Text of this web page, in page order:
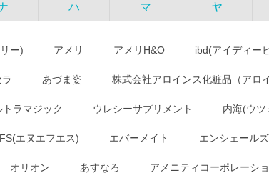
ハ マ ヤ
ー) アメリ アメリH&O ibd(アイディー
あづま姿 株式会社アロインス化粧品（アロ
トラマジック ウレシーサプリメント 内海(ウツ
エヌエフエス) エバーメイト エンシェールズ
オリオン あすなろ アメニティコーポレーシ